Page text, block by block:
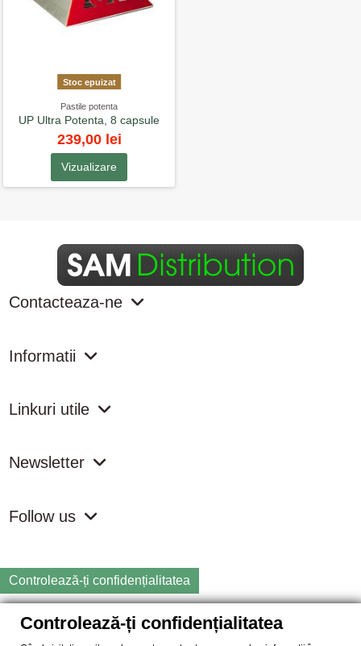
Stoc epuizat
Pastile potenta
UP Ultra Potenta, 8 capsule
239,00 lei
Vizualizare
Contacteaza-ne
Informatii
Linkuri utile
Newsletter
Follow us
Controlează-ți confidențialitatea
Copyright
2026 samdistribution.ro - Magazin online cu Produse
Controlează-ți confidențialitatea